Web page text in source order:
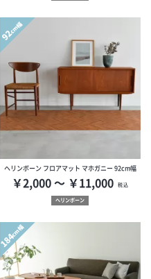
92cm幅
ヘリンボーン フロアマット マホガニー 92cm幅
￥2,000 ～ ￥11,000 税込
ヘリンボーン
184cm幅